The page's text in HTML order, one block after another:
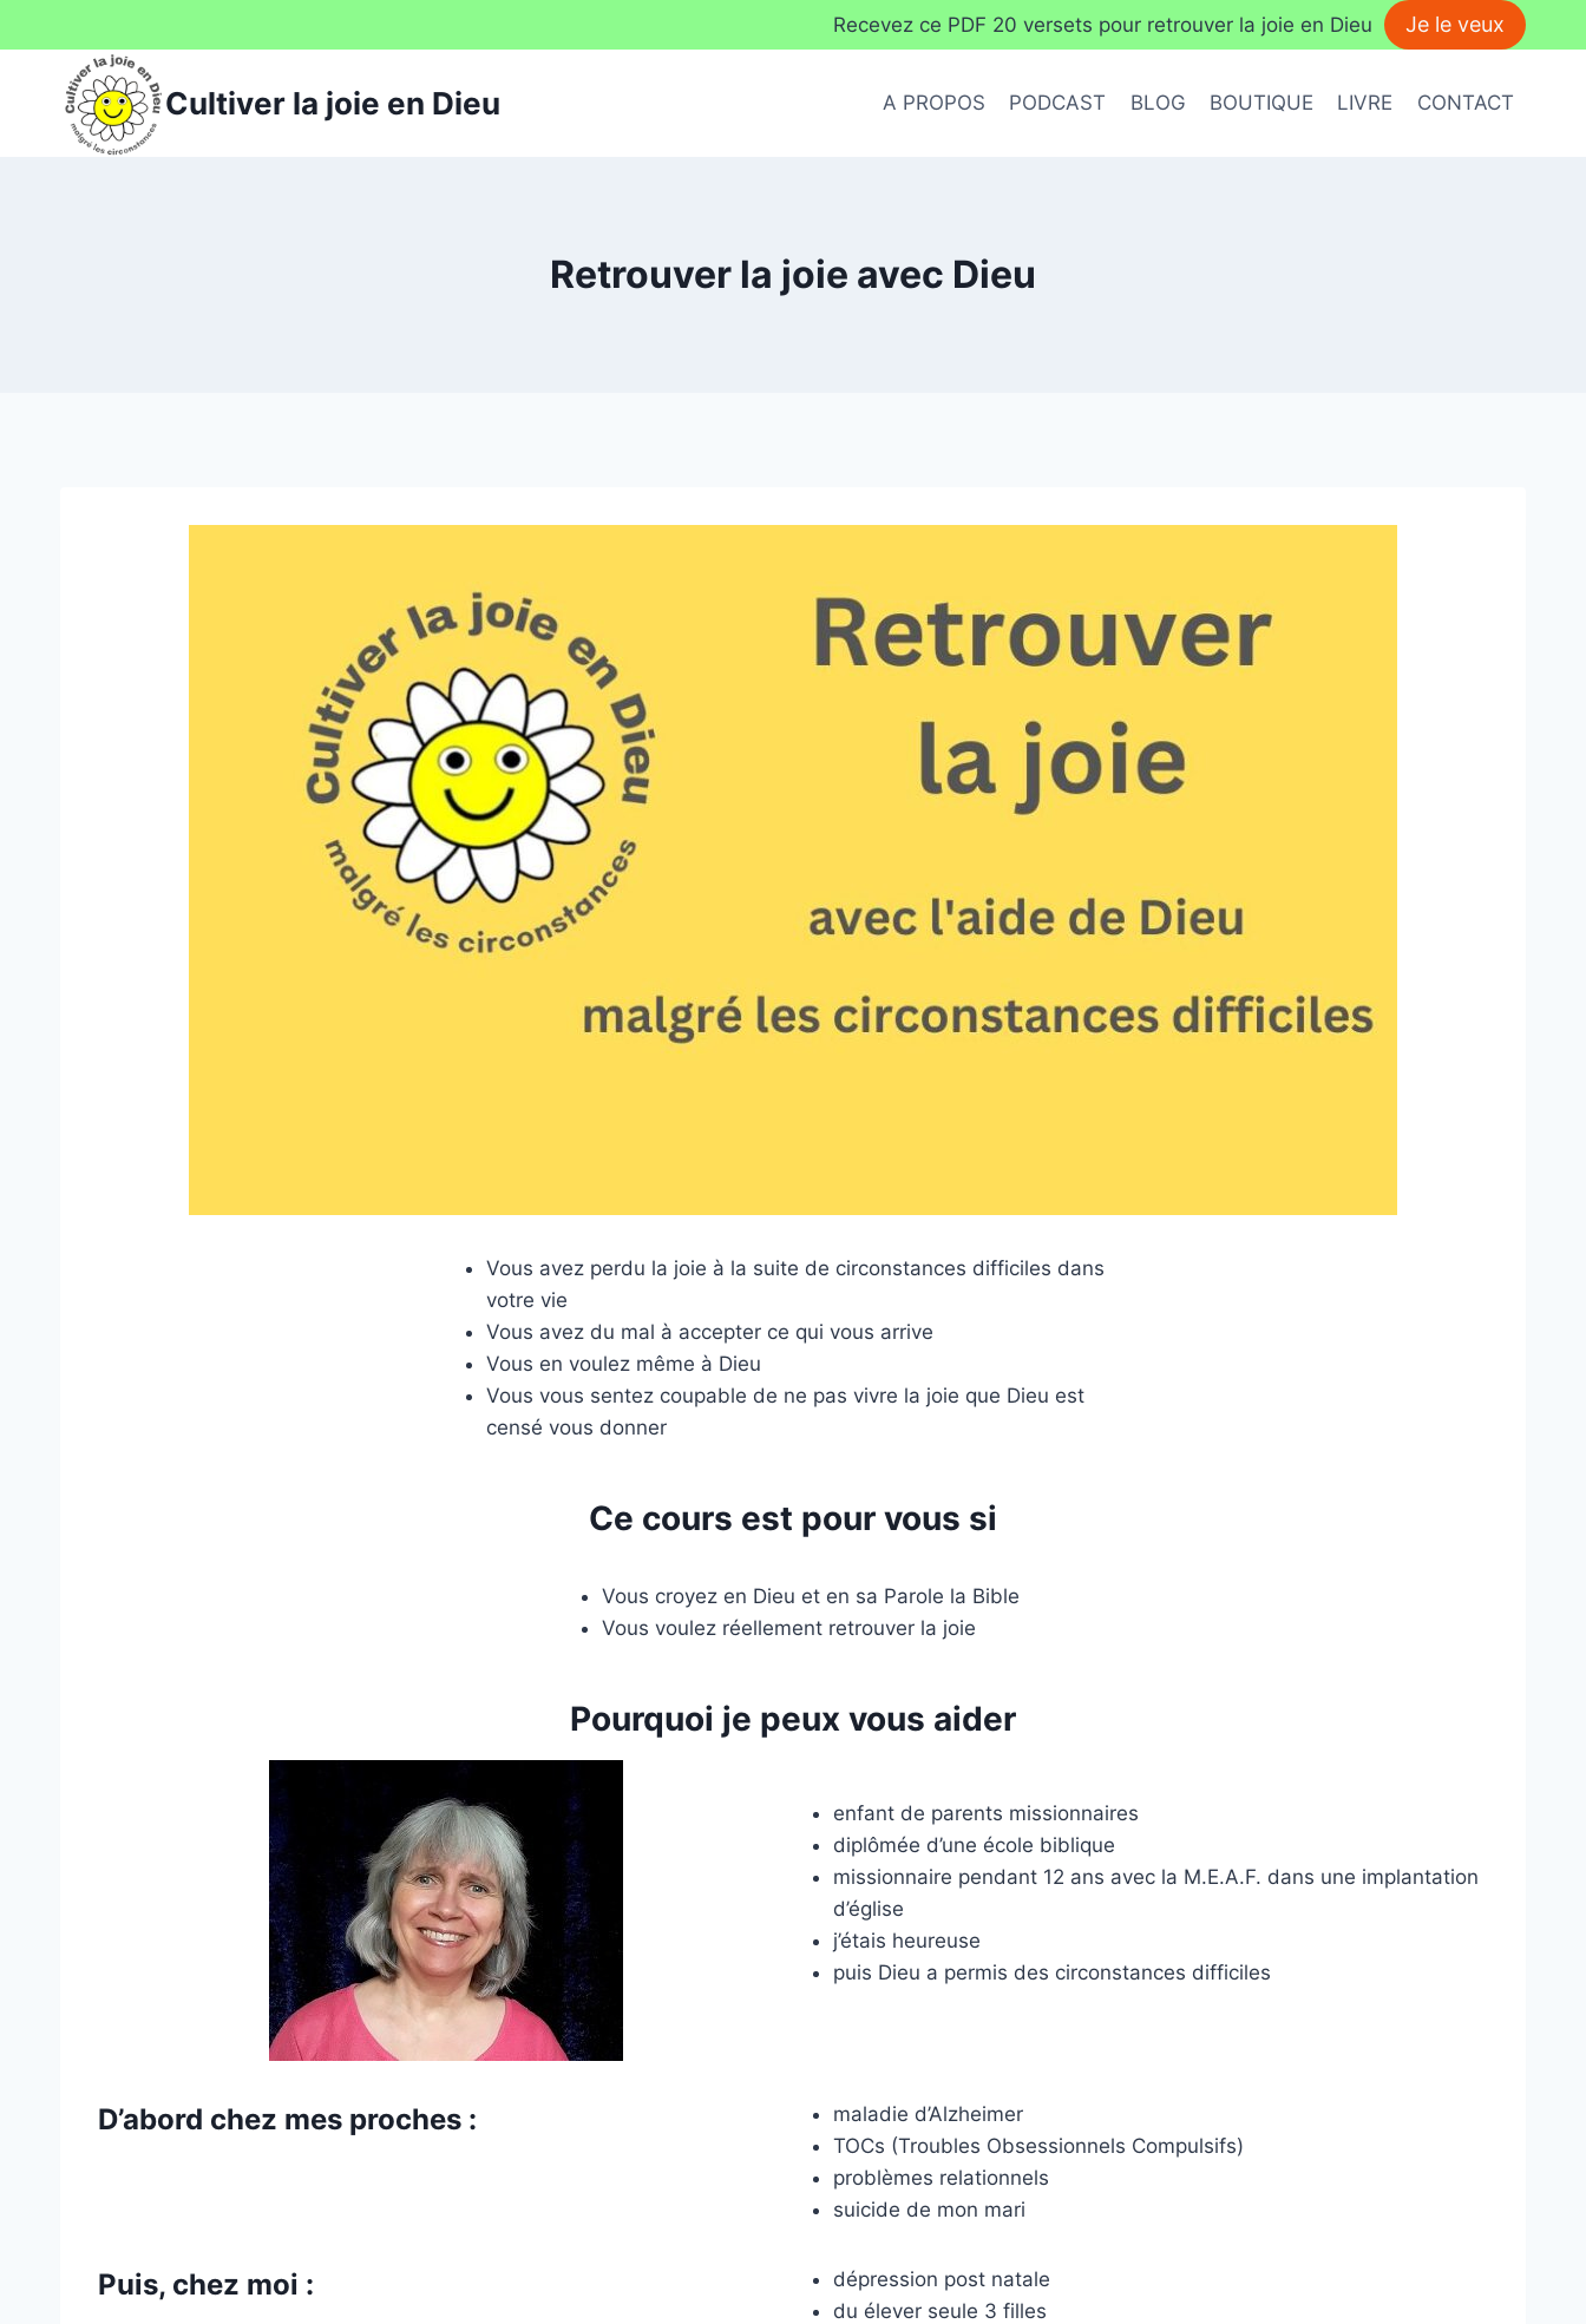
au
contenu
Recevez ce PDF 20 versets pour retrouver la joie en Dieu Je le veux
Cultiver la joie en Dieu A PROPOS PODCAST BLOG BOUTIQUE LIVRE CONTACT
Retrouver la joie avec Dieu
Vous avez perdu la joie à la suite de circonstances difficiles dans
votre vie
Vous avez du mal à accepter ce qui vous arrive
Vous en voulez même à Dieu
Vous vous sentez coupable de ne pas vivre la joie que Dieu est
censé vous donner
Ce cours est pour vous si
Vous croyez en Dieu et en sa Parole la Bible
Vous voulez réellement retrouver la joie
Pourquoi je peux vous aider
enfant de parents missionnaires
diplômée d’une école biblique
missionnaire pendant 12 ans avec la M.E.A.F. dans une implantation
d’église
j’étais heureuse
puis Dieu a permis des circonstances difficiles
D’abord chez mes proches :
maladie d’Alzheimer
TOCs (Troubles Obsessionnels Compulsifs)
problèmes relationnels
suicide de mon mari
Puis, chez moi :
dépression post natale
du élever seule 3 filles